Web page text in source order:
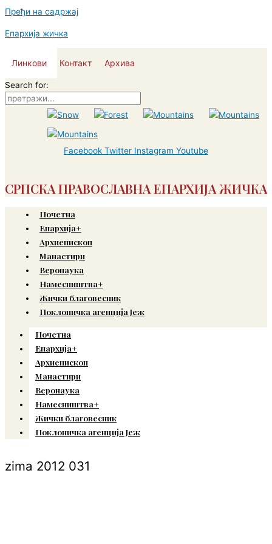
Пређи на садржај
Епархија жичка
Линкови Контакт Архива
Search for:
Facebook Twitter Instagram Youtube
СРПСКА ПРАВОСЛАВНА ЕПАРХИЈА ЖИЧКА
Почетна
Епархија+
Архиепископ
Манастири
Веронаука
Намесништва+
Жички благовесник
Поклоничка агенција Јеж
Почетна
Епархија+
Архиепископ
Манастири
Веронаука
Намесништва+
Жички благовесник
Поклоничка агенција Јеж
zima 2012 031